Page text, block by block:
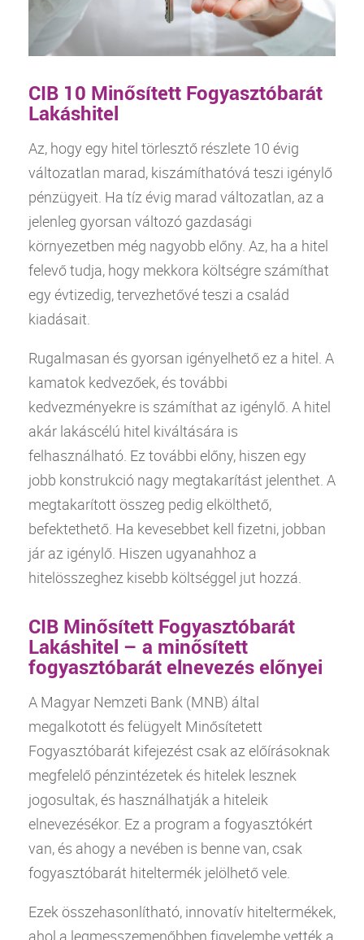
CIB 10 Minősített Fogyasztóbarát
Lakáshitel
Az, hogy egy hitel törlesztő részlete 10 évig
változatlan marad, kiszámíthatóvá teszi igénylő
pénzügyeit. Ha tíz évig marad változatlan, az a
jelenleg gyorsan változó gazdasági
környezetben még nagyobb előny. Az, ha a hitel
felevő tudja, hogy mekkora költségre számíthat
egy évtizedig, tervezhetővé teszi a család
kiadásait.
Rugalmasan és gyorsan igényelhető ez a hitel . A
kamatok kedvezőek, és további
kedvezményekre is számíthat az igénylő. A hitel
akár lakáscélú hitel kiváltására is
felhasználható. Ez további előny, hiszen egy
jobb konstrukció nagy megtakarítást jelenthet. A
megtakarított összeg pedig elkölthető,
befektethető. Ha kevesebbet kell fizetni, jobban
jár az igénylő. Hiszen ugyanahhoz a
hitelösszeghez kisebb költséggel jut hozzá.
CIB Minősített Fogyasztóbarát
Lakáshitel – a minősített
fogyasztóbarát elnevezés előnyei
A Magyar Nemzeti Bank (MNB) által
megalkotott és felügyelt Minősítetett
Fogyasztóbarát kifejezést csak az előírásoknak
megfelelő pénzintézetek és hitelek lesznek
jogosultak, és használhatják a hiteleik
elnevezésékor. Ez a program a fogyasztókért
van, és ahogy a nevében is benne van, csak
fogyasztóbarát hiteltermék jelölhető vele.
Ezek összehasonlítható, innovatív hiteltermékek,
ahol a legmesszemenőbben figyelembe vették a